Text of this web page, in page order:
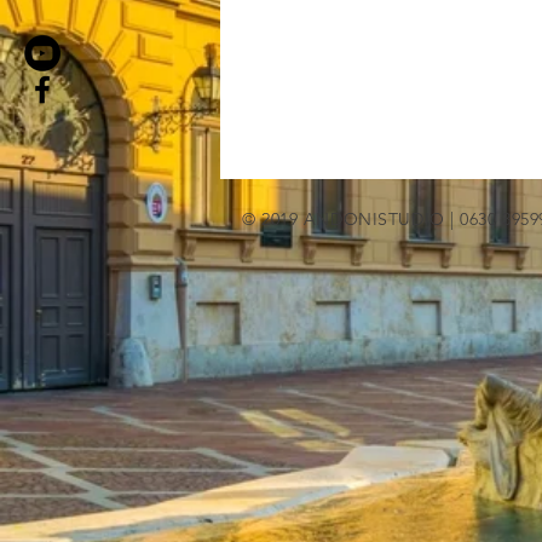
© 2019 ANDONISTUDIO | 0630